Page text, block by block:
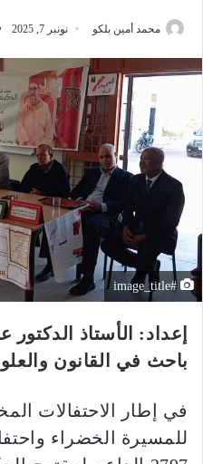
محمد أمين بلكو نونبر 7, 2025
#image_title
إعداد:
الأستاذ
باحث في القانون
في إطار الاحتفالات
للمسيرة الخضراء